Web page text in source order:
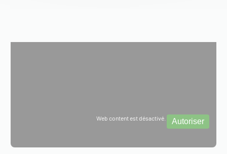
Web content est désactivé. Autoriser